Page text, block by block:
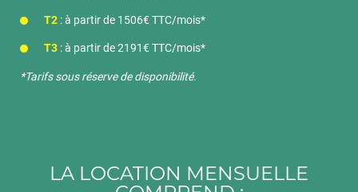
T2 : à partir de 1506€ TTC/mois*
T3 : à partir de 2191€ TTC/mois*
*Tarifs sous réserve de disponibilité.
LA LOCATION MENSUELLE